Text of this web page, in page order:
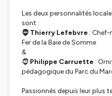
Les deux personnalités
sont :
🧔 Thierry Lefebvre : Chef-
Fer de la Baie de Somme
&
🧔 Philippe Carruette :
pédagogique du Parc du
Passionnés depuis leur plus